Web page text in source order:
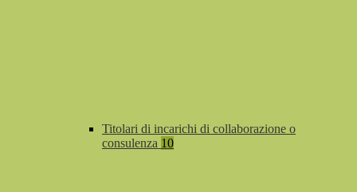
Titolari di incarichi di collaborazione o
consulenza 10